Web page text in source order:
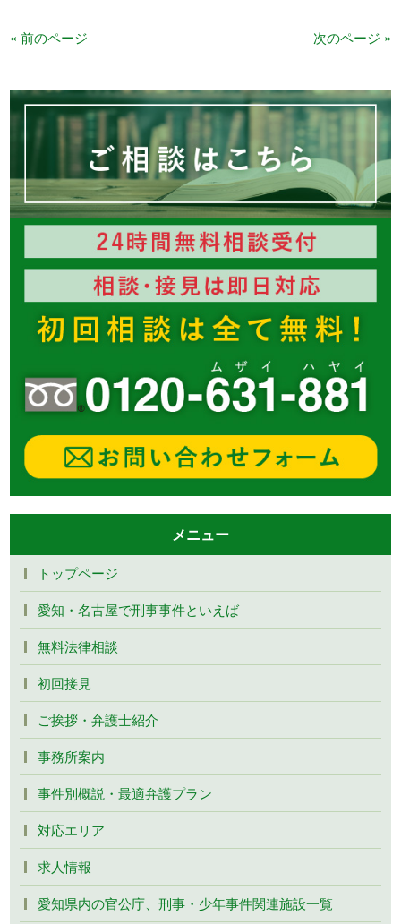
« 前のページ 次のページ »
メニュー
トップページ
愛知・名古屋で刑事事件といえば
無料法律相談
初回接見
ご挨拶・弁護士紹介
事務所案内
事件別概説・最適弁護プラン
対応エリア
求人情報
愛知県内の官公庁、刑事・少年事件関連施設一覧